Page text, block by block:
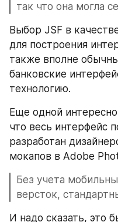
так что она могла
Выбор JSF в
для построения
также вполне
банковские
технологию.
Еще одной
что весь интерфейс
разработан
мокапов в Adobe
Без учета
версток,
И надо сказать, это